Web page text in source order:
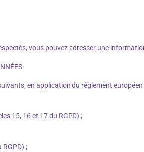
vous pouvez adresser une
en application du règlement
15, 16 et 17 du RGPD) ;
RGPD) ;